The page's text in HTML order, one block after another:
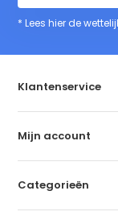
* Lees hier de
Klantenservice
Mijn account
Categorieën